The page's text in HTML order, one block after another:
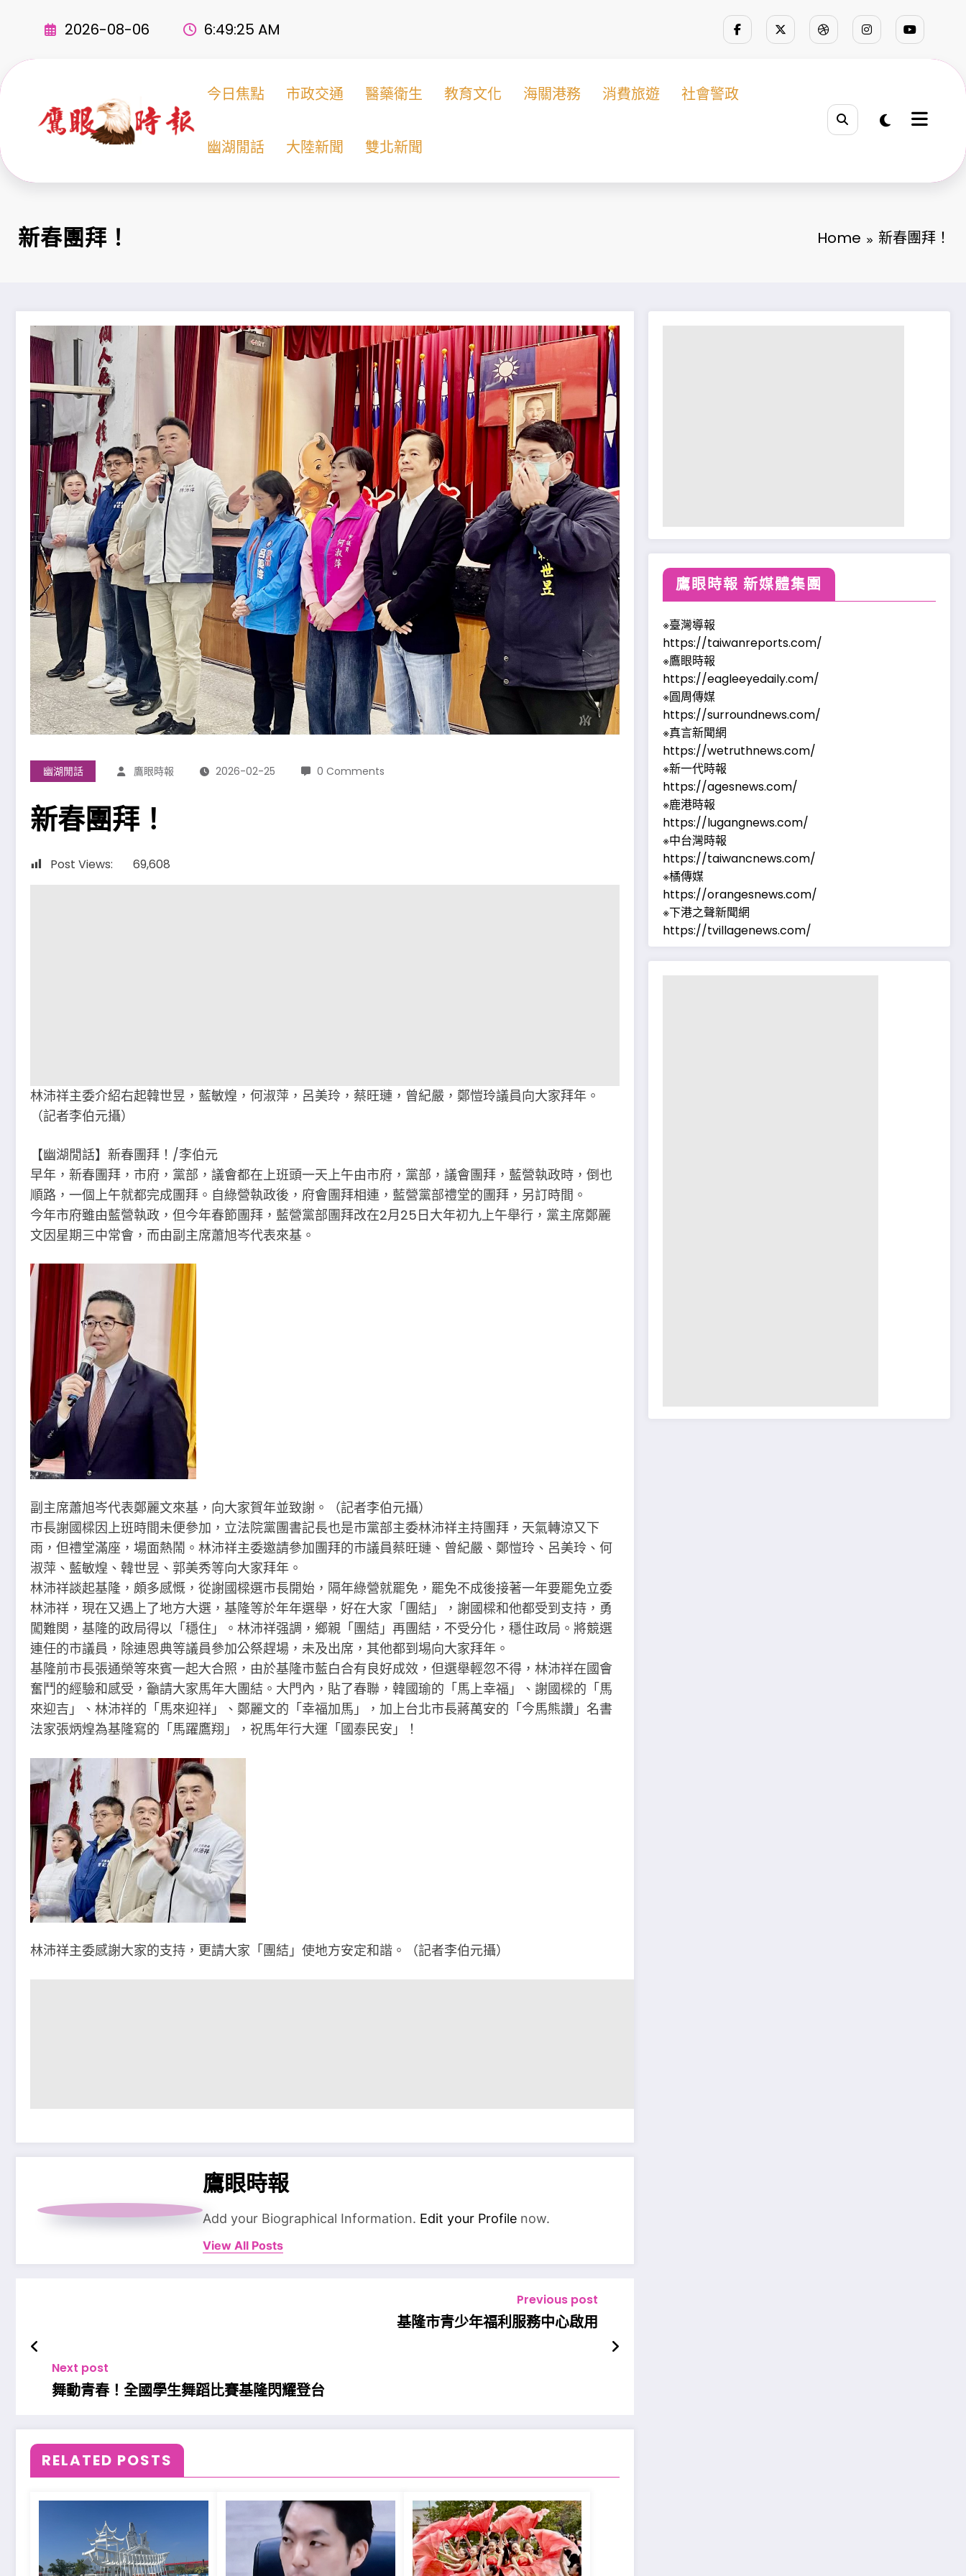
2026-08-06 6:49:26 AM
今日焦點 市政交通 醫藥衛生 教育文化 海關港務 消費旅遊 社會警政
幽湖閒話 大陸新聞 雙北新聞
新春團拜！ Home 新春團拜！
幽湖閒話 鷹眼時報 2026-02-25 0 Comments
新春團拜！
Post Views: 69,608
林沛祥主委介紹右起韓世昱，藍敏煌，何淑萍，呂美玲，蔡旺璉，曾紀嚴，鄭愷玲議員向大家拜年。
（記者李伯元攝）
【幽湖閒話】新春團拜！∕李伯元
早年，新春團拜，市府，黨部，議會都在上班頭一天上午由市府，黨部，議會團拜，藍營執政時，倒也
順路，一個上午就都完成團拜。自綠營執政後，府會團拜相連，藍營黨部禮堂的團拜，另訂時間。
今年市府雖由藍營執政，但今年春節團拜，藍營黨部團拜改在2月25日大年初九上午舉行，黨主席鄭麗
文因星期三中常會，而由副主席蕭旭岑代表來基。
副主席蕭旭岑代表鄭麗文來基，向大家賀年並致謝。（記者李伯元攝）
市長謝國樑因上班時間未便參加，立法院黨團書記長也是市黨部主委林沛祥主持團拜，天氣轉涼又下
雨，但禮堂滿座，場面熱鬧。林沛祥主委邀請參加團拜的市議員蔡旺璉、曾紀嚴、鄭愷玲、呂美玲、何
淑萍、藍敏煌、韓世昱、郭美秀等向大家拜年。
林沛祥談起基隆，頗多感慨，從謝國樑選市長開始，隔年綠營就罷免，罷免不成後接著一年要罷免立委
林沛祥，現在又遇上了地方大選，基隆等於年年選舉，好在大家「團結」，謝國樑和他都受到支持，勇
闖難関，基隆的政局得以「穩住」。林沛祥强調，鄉親「團結」再團結，不受分化，穩住政局。將競選
連任的市議員，除連恩典等議員參加公祭趕場，未及出席，其他都到埸向大家拜年。
基隆前市長張通榮等來賓一起大合照，由於基隆市藍白合有良好成效，但選舉輕忽不得，林沛祥在國會
奮鬥的經驗和感受，籲請大家馬年大團結。大門內，貼了春聯，韓國瑜的「馬上幸福」、謝國樑的「馬
來迎吉」、林沛祥的「馬來迎祥」、鄭麗文的「幸福加馬」，加上台北市長蔣萬安的「今馬熊讚」名書
法家張炳煌為基隆寫的「馬躍鷹翔」，祝馬年行大運「國泰民安」！
林沛祥主委感謝大家的支持，更請大家「團結」使地方安定和諧。（記者李伯元攝）
鷹眼時報
Add your Biographical Information. Edit your Profile now.
View All Posts
Previous post
基隆市青少年福利服務中心啟用
Next post
舞動青春！全國學生舞蹈比賽基隆閃耀登台
RELATED POSTS
鷹眼時報 新媒體集團
※臺灣導報
https://taiwanreports.com/
※鷹眼時報
https://eagleeyedaily.com/
※圓周傳媒
https://surroundnews.com/
※真言新聞網
https://wetruthnews.com/
※新一代時報
https://agesnews.com/
※鹿港時報
https://lugangnews.com/
※中台灣時報
https://taiwancnews.com/
※橘傳媒
https://orangesnews.com/
※下港之聲新聞網
https://tvillagenews.com/